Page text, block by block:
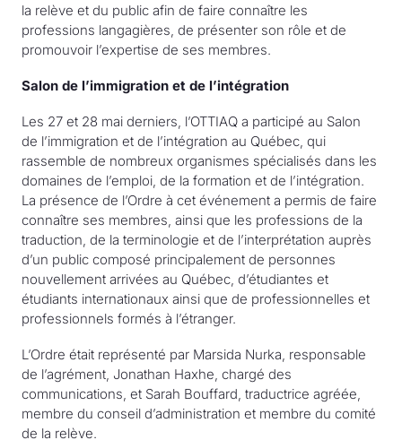
la relève et du public afin de faire connaître les
professions langagières, de présenter son rôle et de
promouvoir l’expertise de ses membres.
Salon de l’immigration et de l’intégration
Les 27 et 28 mai derniers, l’OTTIAQ a participé au Salon
de l’immigration et de l’intégration au Québec, qui
rassemble de nombreux organismes spécialisés dans les
domaines de l’emploi, de la formation et de l’intégration.
La présence de l’Ordre à cet événement a permis de faire
connaître ses membres, ainsi que les professions de la
traduction, de la terminologie et de l’interprétation auprès
d’un public composé principalement de personnes
nouvellement arrivées au Québec, d’étudiantes et
étudiants internationaux ainsi que de professionnelles et
professionnels formés à l’étranger.
L’Ordre était représenté par Marsida Nurka, responsable
de l’agrément, Jonathan Haxhe, chargé des
communications, et Sarah Bouffard, traductrice agréée,
membre du conseil d’administration et membre du comité
de la relève.